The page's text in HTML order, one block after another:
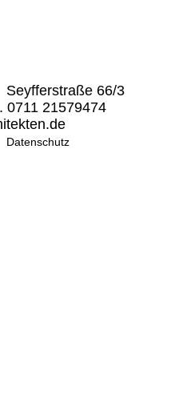
Seyfferstraße 66/3
0711 21579474
Datenschutz